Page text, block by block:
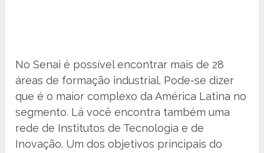
No Senai é possível encontrar mais de 28
áreas de formação industrial. Pode-se dizer
que é o maior complexo da América Latina no
segmento. Lá você encontra também uma
rede de Institutos de Tecnologia e de
Inovação. Um dos objetivos principais do